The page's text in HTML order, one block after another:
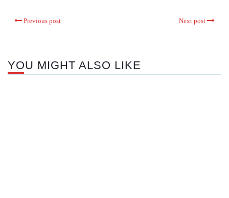
Previous post Next post
YOU MIGHT ALSO LIKE